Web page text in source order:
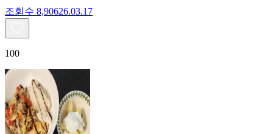
조회수 8,90626.03.17
100